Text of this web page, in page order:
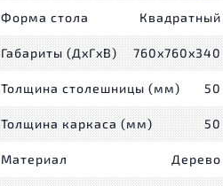
Форма стола Квадратный
Габариты (ДxГxВ) 760x760x340
Толщина столешницы (мм) 50
Толщина каркаса (мм) 50
Материал Дерево